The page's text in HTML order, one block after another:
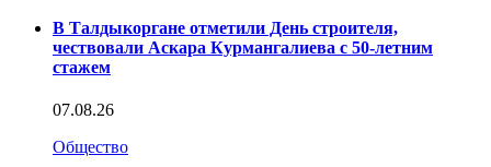
В Талдыкоргане отметили День строителя,
чествовали Аскара Курмангалиева с 50-летним
стажем
07.08.26
Общество